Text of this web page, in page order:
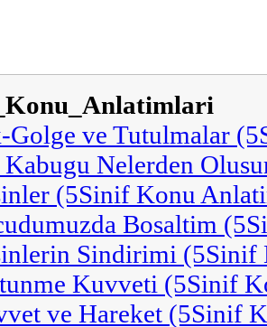
Golge ve Tutulmalar
Kabugu Nelerden
(5Sinif Konu
Bosaltim
Sindirimi (5Sinif
Kuvveti (5Sinif
ve Hareket (5Sinif